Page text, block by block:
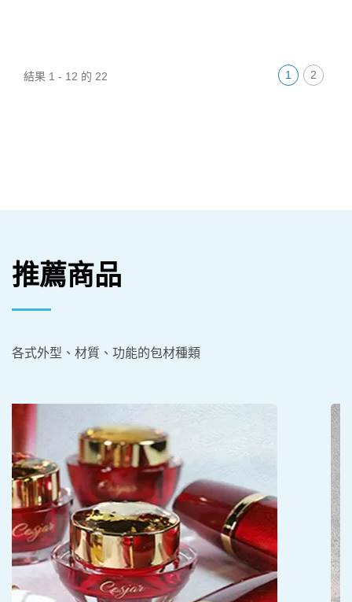
結果 1 - 12 的 22 1 2
推薦商品
各式外型、材質、功能的包材種類